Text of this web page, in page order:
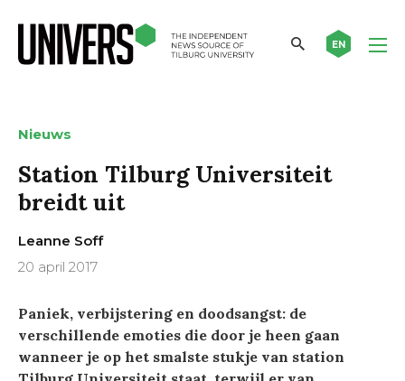
EN
Nieuws
Station Tilburg Universiteit
breidt uit
Leanne Soff
20 april 2017
Paniek, verbijstering en doodsangst: de
verschillende emoties die door je heen gaan
wanneer je op het smalste stukje van station